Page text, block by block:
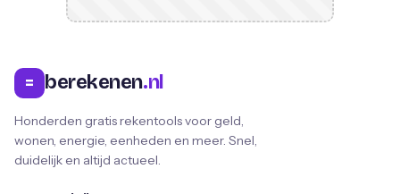
= berekenen.nl
Honderden gratis rekentools voor geld,
wonen, energie, eenheden en meer. Snel,
duidelijk en altijd actueel.